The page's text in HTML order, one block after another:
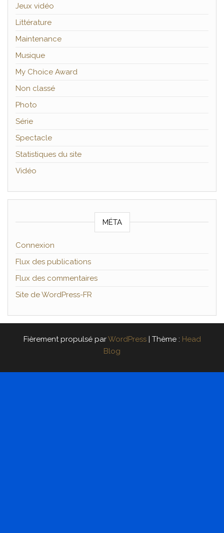
Jeux vidéo
Littérature
Maintenance
Musique
My Choice Award
Non classé
Photo
Série
Spectacle
Statistiques du site
Vidéo
MÉTA
Connexion
Flux des publications
Flux des commentaires
Site de WordPress-FR
Fièrement propulsé parWordPress | Thème : Head
Blog